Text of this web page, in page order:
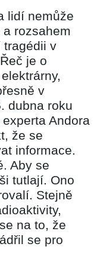
lidí nemůže
rozsahem
tragédii v
je o
v
dubna roku
Andora
že se
informace.
Aby se
tutlají. Ono
Stejně
na to, že
se pro